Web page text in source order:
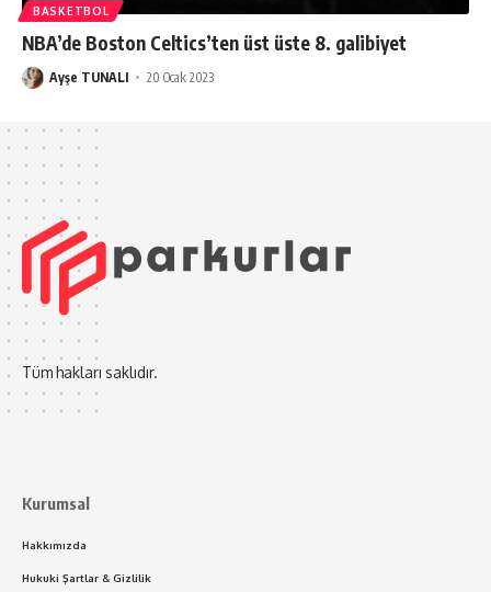
BASKETBOL
NBA’de Boston Celtics’ten üst üste 8. galibiyet
Ayşe TUNALI 20 Ocak 2023
Tüm hakları saklıdır.
Kurumsal
Hakkımızda
Hukuki Şartlar & Gizlilik